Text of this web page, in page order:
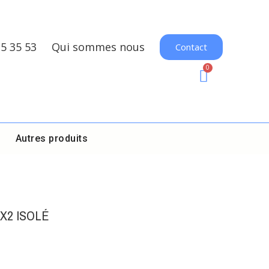
35 53 Qui sommes nous Contact
Autres produits
ISOLÉ